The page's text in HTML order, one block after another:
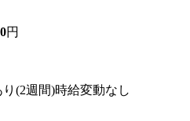
円
(2週間)時給変動なし